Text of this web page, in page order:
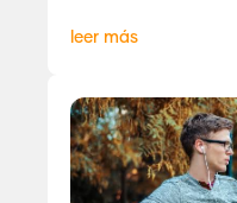
leer más